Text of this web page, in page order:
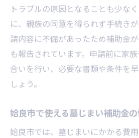
トラブルの原因となることも少な
に、親族の同意を得られず手続き
請内容に不備があったため補助金
も報告されています。申請前に家
合いを行い、必要な書類や条件を
しょう。
姶良市で使える墓じまい補助金
姶良市では、墓じまいにかかる費